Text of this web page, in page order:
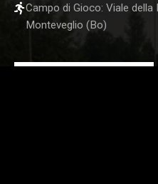
Campo di Gioco: Viale
Monteveglio (Bo)